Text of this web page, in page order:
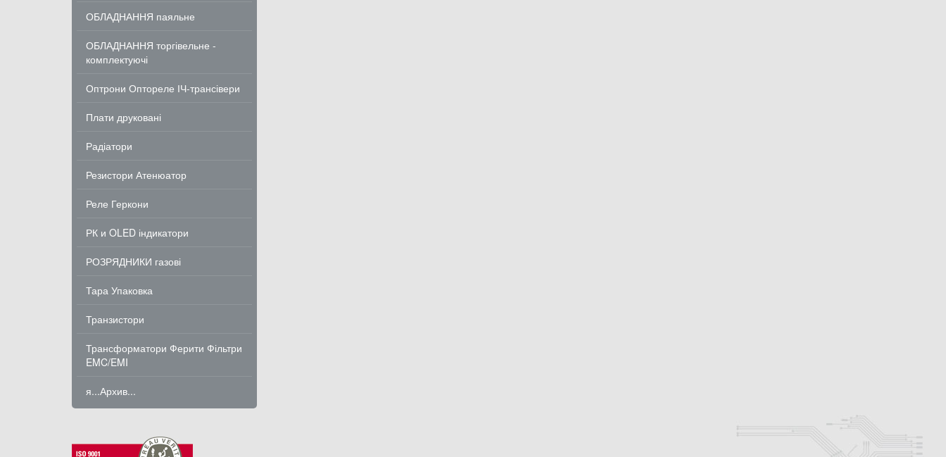
ОБЛАДНАННЯ паяльне
ОБЛАДНАННЯ торгівельне -
комплектуючі
Оптрони Оптореле ІЧ-трансівери
Плати друковані
Радіатори
Резистори Атенюатор
Реле Геркони
РК и OLED індикатори
РОЗРЯДНИКИ газові
Тара Упаковка
Транзистори
Трансформатори Ферити Фільтри
EMC/EMI
я...Архив...